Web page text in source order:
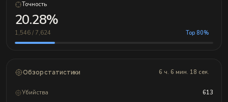
Точность
20.28%
1,546 / 7,624 Top 80%
Обзор статистики 6 ч. 6 мин. 18 сек.
Убийства 613